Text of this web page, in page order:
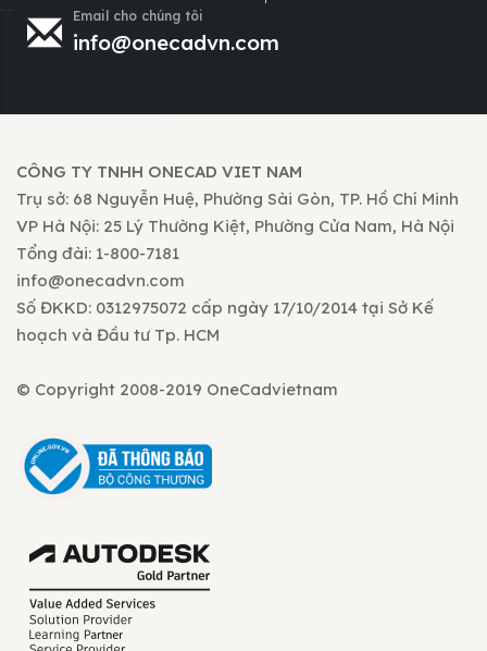
Email cho chúng tôi
info@onecadvn.com
CÔNG TY TNHH ONECAD VIET NAM
Trụ sở: 68 Nguyễn Huệ, Phường Sài Gòn, TP. Hồ Chí Minh
VP Hà Nội: 25 Lý Thường Kiệt, Phường Cửa Nam, Hà Nội
Tổng đài: 1-800-7181
info@onecadvn.com
Số ĐKKD: 0312975072 cấp ngày 17/10/2014 tại Sở Kế
hoạch và Đầu tư Tp. HCM
© Copyright 2008-2019 OneCadvietnam